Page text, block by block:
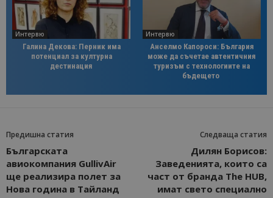
Интервю
Галина Декова: Перник има
потенциал за културна
дестинация
Интервю
Анселмо Капороси: България
може да съчетае автентичния
туризъм с технологиите на
бъдещето
Предишна статия
Българската
авиокомпания GullivAir
ще реализира полет за
Нова година в Тайланд
Следваща статия
Дилян Борисов:
Заведенията, които са
част от бранда The HUB,
имат свето специално